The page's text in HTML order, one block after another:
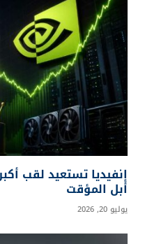
المقالاتذات الصلة